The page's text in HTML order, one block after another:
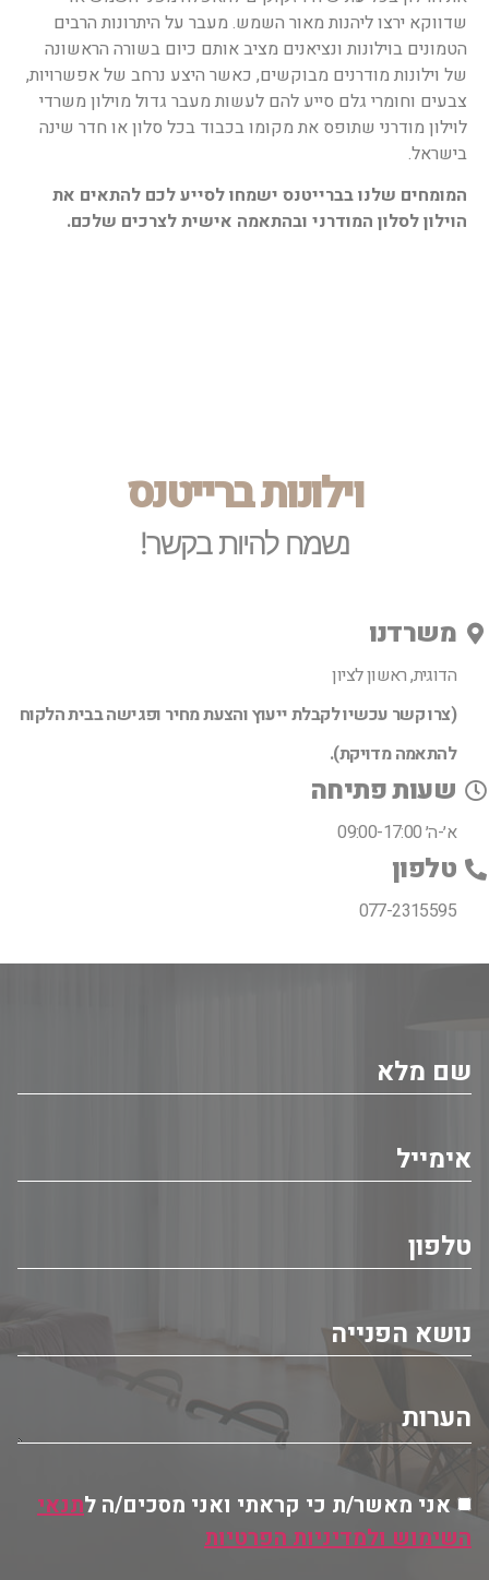
שדווקא ירצו ליהנות מאור השמש. מעבר על היתרונות הרבים
הטמונים בוילונות ונציאנים מציב אותם כיום בשורה הראשונה
של וילונות מודרנים מבוקשים, כאשר היצע נרחב של אפשרויות,
צבעים וחומרי גלם סייע להם לעשות מעבר גדול מוילון משרדי
לוילון מודרני שתופס את מקומו בכבוד בכל סלון או חדר שינה
בישראל.
המומחים שלנו בברייטנס ישמחו לסייע לכם להתאים את
הוילון לסלון המודרני ובהתאמה אישית לצרכים שלכם.
וילונות ברייטנס
נשמח להיות בקשר!
משרדנו
הדוגית, ראשון לציון
(צרו קשר עכשיו לקבלת ייעוץ והצעת מחיר ופגישה בבית הלקוח
להתאמה מדויקת).
שעות פתיחה
א׳-ה׳ 09:00-17:00
טלפון
077-2315595
אני מאשר/ת כי קראתי ואני מסכים/ה לתנאי
השימוש ולמדיניות הפרטיות